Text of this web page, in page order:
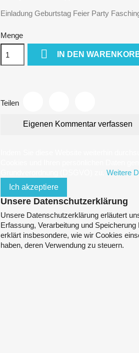
Einladung Geburtstag Feier Party
Menge
 IN DEN
Teilen
Eigenen Kommentar verfassen
Weitere
Ich akzeptiere
Unsere Datenschutzerklärung
Unsere Datenschutzerklärung erläutert
Erfassung, Verarbeitung und
erklärt insbesondere, wie wir Cookies
haben, deren Verwendung zu steuern.